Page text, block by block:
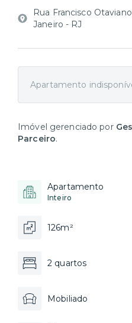
Rua Francisco
Janeiro - RJ
Apartamento
Imóvel gerenciado por
Parceiro.
Apartamento
Inteiro
126m²
2 quartos
Mobiliado